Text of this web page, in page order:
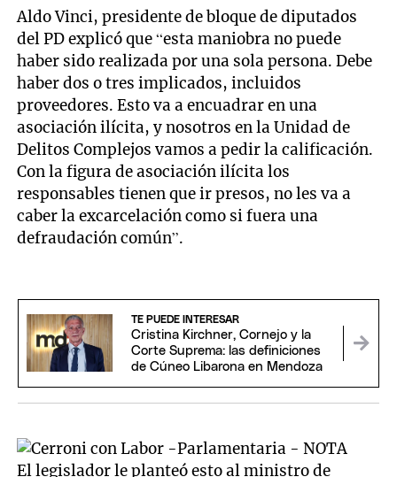
Aldo Vinci, presidente de bloque de diputados
del PD explicó que “esta maniobra no puede
haber sido realizada por una sola persona. Debe
haber dos o tres implicados, incluidos
proveedores. Esto va a encuadrar en una
asociación ilícita, y nosotros en la Unidad de
Delitos Complejos vamos a pedir la calificación.
Con la figura de asociación ilícita los
responsables tienen que ir presos, no les va a
caber la excarcelación como si fuera una
defraudación común”.
TE PUEDE INTERESAR
Cristina Kirchner, Cornejo y la
Corte Suprema: las definiciones
de Cúneo Libarona en Mendoza
El legislador le planteó esto al ministro de